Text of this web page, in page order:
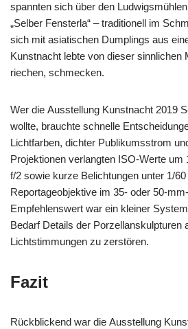
spannten sich über den
„Selber Fensterla“ – traditionell im
sich mit asiatischen Dumplings aus
Kunstnacht lebte von dieser sinnlichen
riechen, schmecken.
Wer die Ausstellung Kunstnacht 2019
wollte, brauchte schnelle
Lichtfarben, dichter Publikumsstrom
Projektionen verlangten ISO-Werte um
f/2 sowie kurze Belichtungen unter 1/
Reportageobjektive im 35- oder 50-
Empfehlenswert war ein kleiner
Bedarf Details der Porzellanskulpturen
Lichtstimmungen zu zerstören.
Fazit
Rückblickend war die Ausstellung